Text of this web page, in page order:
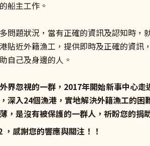
船主工作。
問題狀況，當有正確的資訊及認知時
貼近外籍漁工，提供即時及正確的資
自己及身邊的人。
界忽視的一群，2017年開始新事中心
深入24個漁港，實地解決外籍漁工的
，是沒有被保護的一群人，祈盼您的
感謝您的響應與關注！！